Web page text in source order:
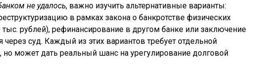
не удалось, важно изучить альтернативные варианты:
в рамках закона о банкротстве физических
тыс. рублей), рефинансирование в другом банке или заключение
суд. Каждый из этих вариантов требует отдельной
может дать реальный шанс на урегулирование долговой